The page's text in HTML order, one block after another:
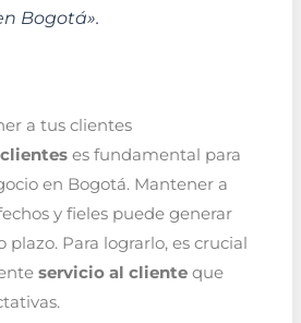
Bogotá».
a tus clientes
es fundamental para
en Bogotá. Mantener a
y fieles puede generar
plazo. Para lograrlo, es crucial
servicio al clienteque